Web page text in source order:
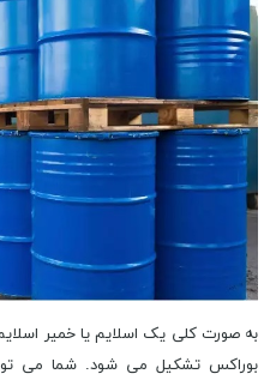
به صورت کلی یک اسلایم یا خمیر
بوراکس تشکیل می شود. شما می